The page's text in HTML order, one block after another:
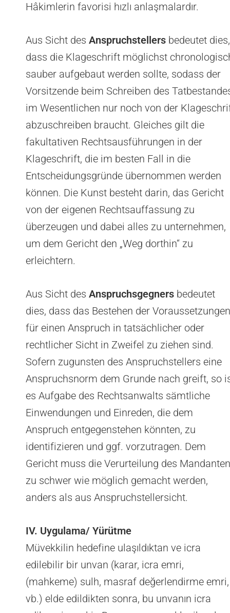
Hâkimlerin favorisi hızlı anlaşmalardır.
Aus Sicht des Anspruchstellers bedeutet dies,
dass die Klageschrift möglichst
sauber aufgebaut werden sollte, sodass der
Vorsitzende beim Schreiben des
im Wesentlichen nur noch von der
abzuschreiben braucht. Gleiches gilt die
fakultativen Rechtsausführungen in der
Klageschrift, die im besten Fall in die
Entscheidungsgründe übernommen werden
können. Die Kunst besteht darin, das Gericht
von der eigenen Rechtsauffassung zu
überzeugen und dabei alles zu unternehmen,
um dem Gericht den „Weg dorthin“ zu
erleichtern.
Aus Sicht des Anspruchsgegners bedeutet
dies, dass das Bestehen der Voraussetzungen
für einen Anspruch in tatsächlicher oder
rechtlicher Sicht in Zweifel zu ziehen sind.
Sofern zugunsten des Anspruchstellers eine
Anspruchsnorm dem Grunde nach greift, so
es Aufgabe des Rechtsanwalts sämtliche
Einwendungen und Einreden, die dem
Anspruch entgegenstehen könnten, zu
identifizieren und ggf. vorzutragen. Dem
Gericht muss die Verurteilung des Mandanten
zu schwer wie möglich gemacht werden,
anders als aus Anspruchstellersicht.
IV. Uygulama/ Yürütme
Müvekkilin hedefine ulaşıldıktan ve icra
edilebilir bir unvan (karar, icra emri,
(mahkeme) sulh, masraf değerlendirme emri,
vb.) elde edildikten sonra, bu unvanın icra